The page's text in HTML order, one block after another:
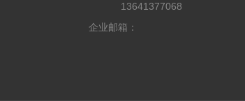
13641377068
企业邮箱：